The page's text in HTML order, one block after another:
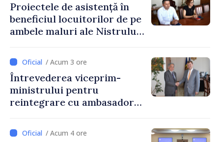
Proiectele de asistență în
beneficiul locuitorilor de pe
ambele maluri ale Nistrului
viceprim-ministrului cu
reprezentanta rezidentă a
PNUD în Republica Moldova,
Daniela Gasparikova
/ Acum 3 ore
Întrevederea viceprim-
ministrului pentru
reintegrare cu ambasadorul
Moldova
/ Acum 4 ore